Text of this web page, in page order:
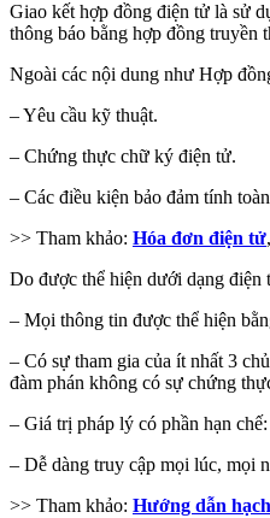
Giao kết hợp đồng điện tử là sử
thông báo bằng hợp đồng truyền
Ngoài các nội dung như Hợp
– Yêu cầu kỹ thuật.
– Chứng thực chữ ký điện tử.
– Các điều kiện bảo đảm tính
>> Tham khảo: Hóa đơn điện tử,
Do được thể hiện dưới dạng điện
– Mọi thông tin được thể hiện
– Có sự tham gia của ít nhất 3
đàm phán không có sự chứng
– Giá trị pháp lý có phần hạn
– Dễ dàng truy cập mọi lúc, mọi
>> Tham khảo: Hướng dẫn